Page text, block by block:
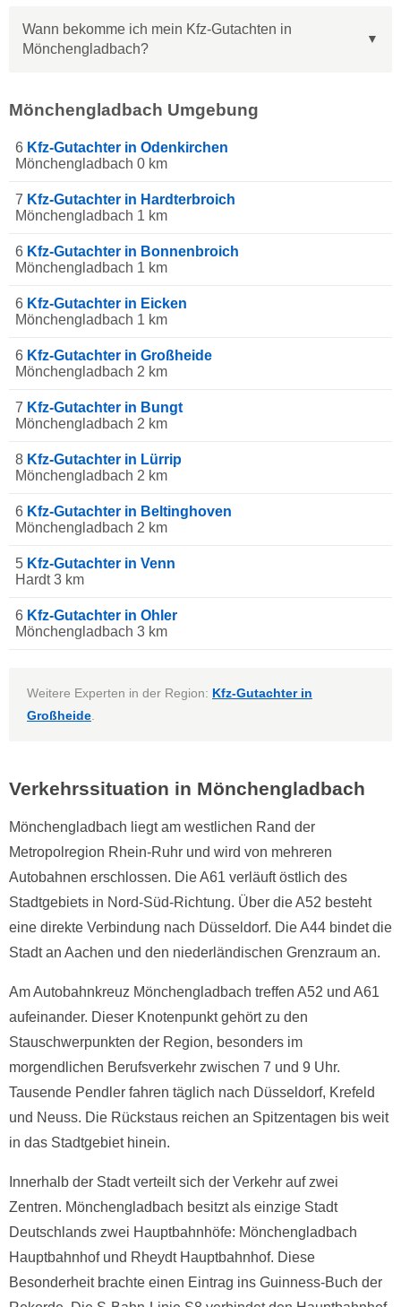
Wann bekomme ich mein Kfz-Gutachten in
Mönchengladbach?
Mönchengladbach Umgebung
6 Kfz-Gutachter in Odenkirchen
Mönchengladbach 0 km
7 Kfz-Gutachter in Hardterbroich
Mönchengladbach 1 km
6 Kfz-Gutachter in Bonnenbroich
Mönchengladbach 1 km
6 Kfz-Gutachter in Eicken
Mönchengladbach 1 km
6 Kfz-Gutachter in Großheide
Mönchengladbach 2 km
7 Kfz-Gutachter in Bungt
Mönchengladbach 2 km
8 Kfz-Gutachter in Lürrip
Mönchengladbach 2 km
6 Kfz-Gutachter in Beltinghoven
Mönchengladbach 2 km
5 Kfz-Gutachter in Venn
Hardt 3 km
6 Kfz-Gutachter in Ohler
Mönchengladbach 3 km
Weitere Experten in der Region: Kfz-Gutachter in
Großheide
Verkehrssituation in Mönchengladbach
Mönchengladbach liegt am westlichen Rand der
Metropolregion Rhein-Ruhr und wird von mehreren
Autobahnen erschlossen. Die A61 verläuft östlich des
Stadtgebiets in Nord-Süd-Richtung. Über die A52 besteht
eine direkte Verbindung nach Düsseldorf. Die A44 bindet die
Stadt an Aachen und den niederländischen Grenzraum an.
Am Autobahnkreuz Mönchengladbach treffen A52 und A61
aufeinander. Dieser Knotenpunkt gehört zu den
Stauschwerpunkten der Region, besonders im
morgendlichen Berufsverkehr zwischen 7 und 9 Uhr.
Tausende Pendler fahren täglich nach Düsseldorf, Krefeld
und Neuss. Die Rückstaus reichen an Spitzentagen bis weit
in das Stadtgebiet hinein.
Innerhalb der Stadt verteilt sich der Verkehr auf zwei
Zentren. Mönchengladbach besitzt als einzige Stadt
Deutschlands zwei Hauptbahnhöfe: Mönchengladbach
Hauptbahnhof und Rheydt Hauptbahnhof. Diese
Besonderheit brachte einen Eintrag ins Guinness-Buch der